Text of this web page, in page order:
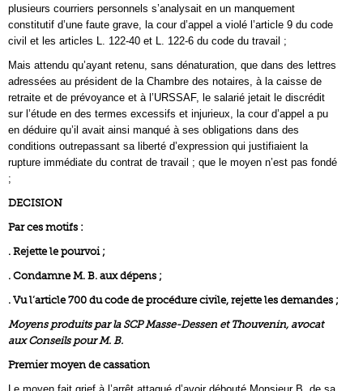
plusieurs courriers personnels s’analysait en un manquement
constitutif d’une faute grave, la cour d’appel a violé l’article 9 du code
civil et les articles L. 122-40 et L. 122-6 du code du travail ;
Mais attendu qu’ayant retenu, sans dénaturation, que dans des lettres
adressées au président de la Chambre des notaires, à la caisse de
retraite et de prévoyance et à l’URSSAF, le salarié jetait le discrédit
sur l’étude en des termes excessifs et injurieux, la cour d’appel a pu
en déduire qu’il avait ainsi manqué à ses obligations dans des
conditions outrepassant sa liberté d’expression qui justifiaient la
rupture immédiate du contrat de travail ; que le moyen n’est pas fondé
;
DECISION
Par ces motifs :
. Rejette le pourvoi ;
. Condamne M. B. aux dépens ;
. Vu l’article 700 du code de procédure civile, rejette les demandes ;
Moyens produits par la SCP Masse-Dessen et Thouvenin, avocat
aux Conseils pour M. B.
Premier moyen de cassation